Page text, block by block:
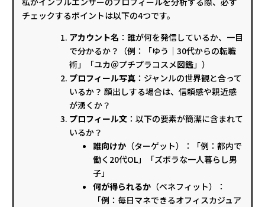
チェックするポイントは以下の4つです。
アカウント名 ：誰が何を発信しているか、一目
で分かるか？（例：「ゆう｜30代からの転職
術」「ユカ＠プチプラコスメ図鑑」）
プロフィール写真：ジャンルの世界観と合って
いるか？ 顔出しする場合は、信頼感や親近感
が湧くか？
プロフィール文：以下の要素が簡潔に含まれて
いるか？
誰向けか（ターゲット）：「例：都内で
働く20代OL」「ズボラな一人暮らし男
子」
何が得られるか（ベネフィット）：
「例：毎日マネできるオフィスカジュア